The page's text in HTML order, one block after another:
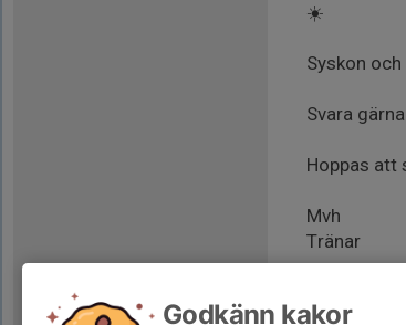
☀️
Syskon
Svara
Hoppas att
Mvh
Tränar
Godkänn kakor